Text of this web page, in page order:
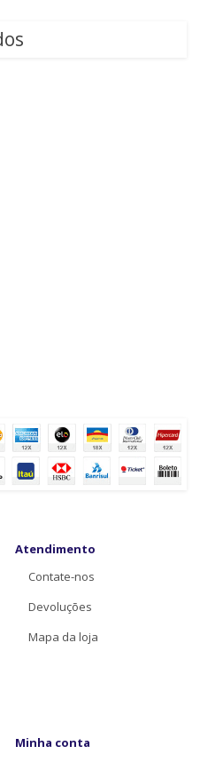
Atendimento
Contate-nos
Devoluções
Mapa da loja
Minha conta